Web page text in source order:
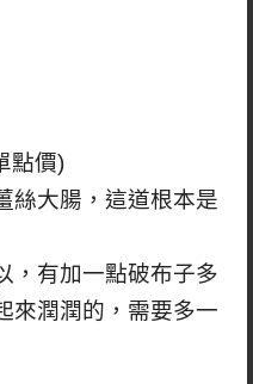
點價)
絲大腸，這道根本是
，有加一點破布子多
來潤潤的，需要多一